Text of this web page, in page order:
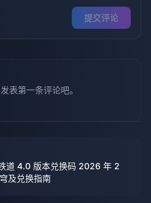
提交评论
表第一条评论吧。
道 4.0 版本兑换码 2026 年 2
及兑换指南